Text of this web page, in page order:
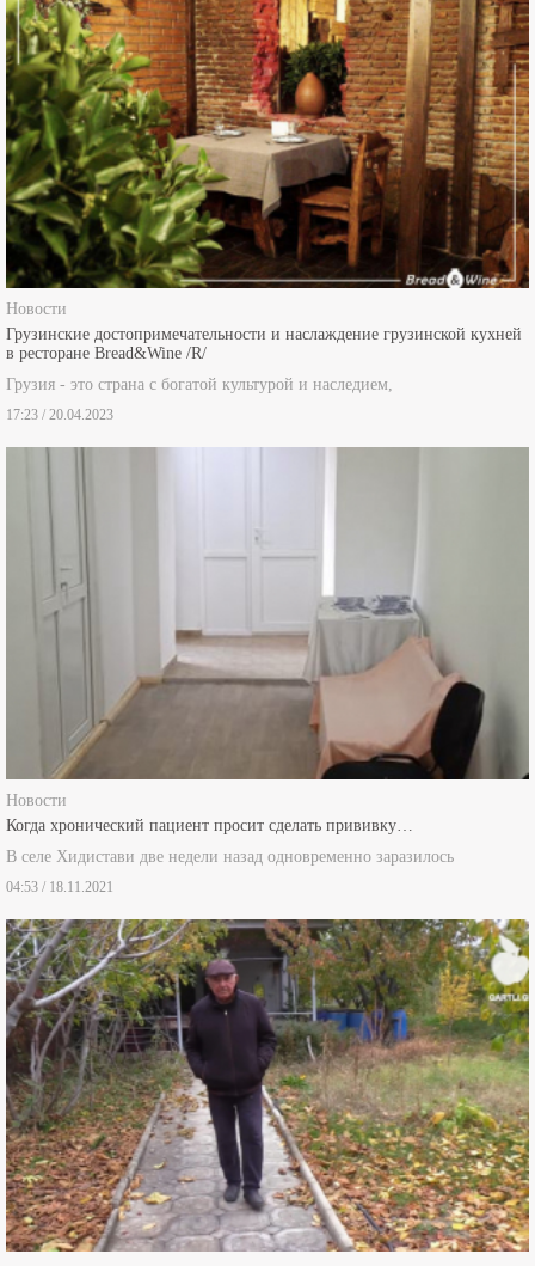
Новости
Грузинские достопримечательности и наслаждение грузинской кухней
в ресторане Bread&Wine /R/
Грузия - это страна с богатой культурой и наследием,
17:23 / 20.04.2023
Новости
Когда хронический пациент просит сделать прививку…
В селе Хидистави две недели назад одновременно заразилось
04:53 / 18.11.2021
Новости